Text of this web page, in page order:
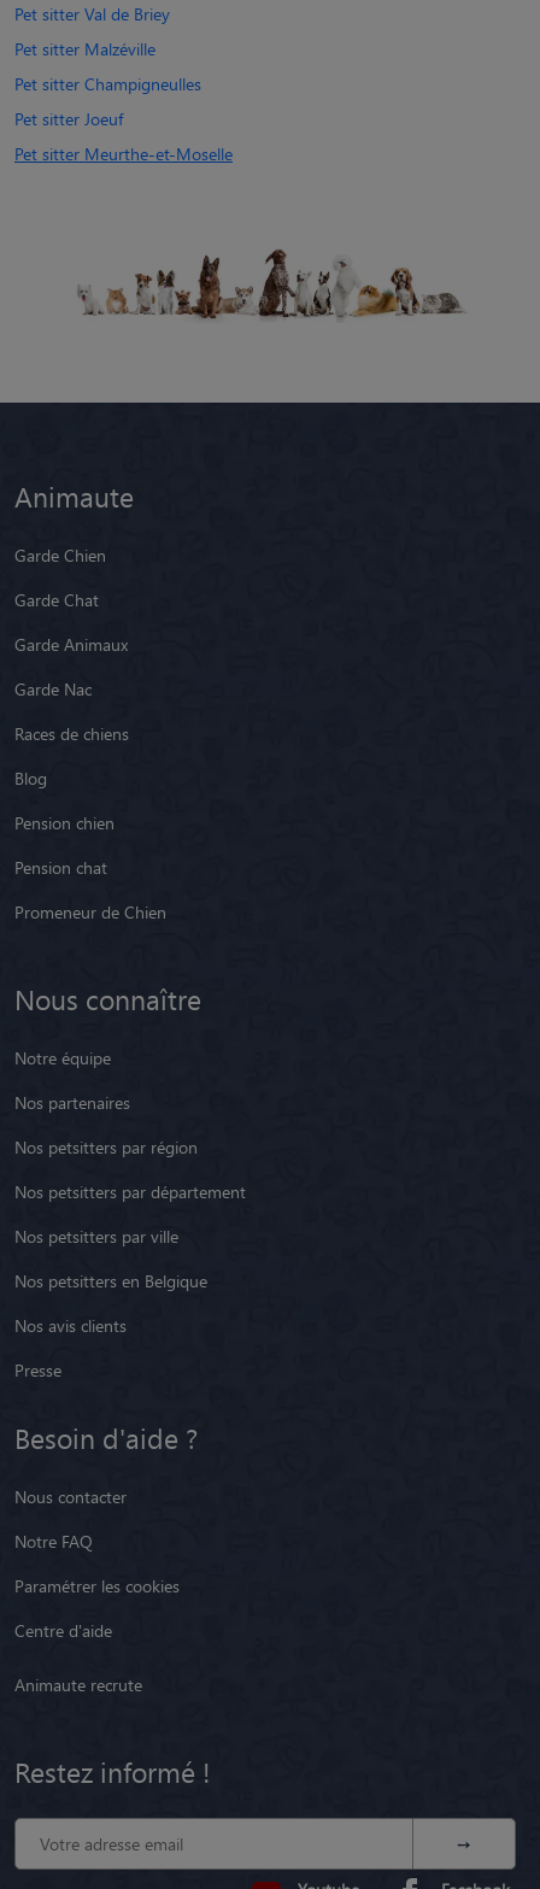
Pet sitter Val de Briey
Pet sitter Malzéville
Pet sitter Champigneulles
Pet sitter Joeuf
Pet sitter Meurthe-et-Moselle
Animaute
Garde Chien
Garde Chat
Garde Animaux
Garde Nac
Races de chiens
Blog
Pension chien
Pension chat
Promeneur de Chien
Nous connaître
Notre équipe
Nos partenaires
Nos petsitters par région
Nos petsitters par département
Nos petsitters par ville
Nos petsitters en Belgique
Nos avis clients
Presse
Besoin d'aide ?
Nous contacter
Notre FAQ
Paramétrer les cookies
Centre d'aide
Animaute recrute
Restez informé !